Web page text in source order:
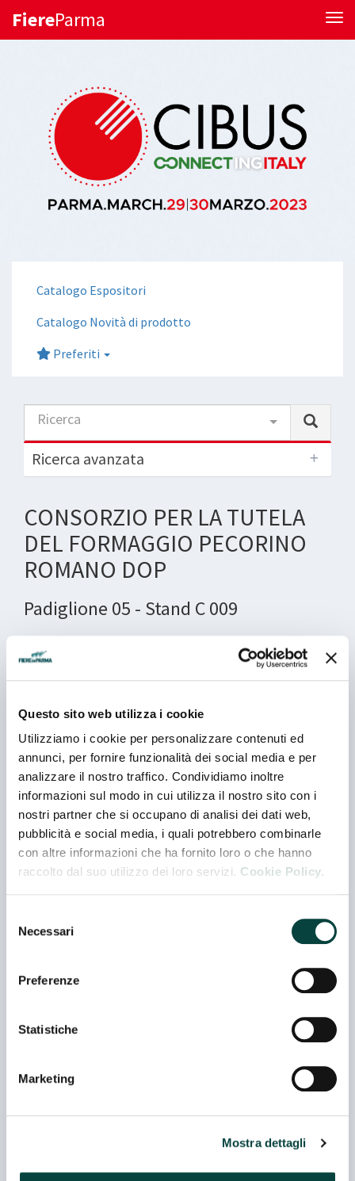
Questo sito web utilizza i cookie
Utilizziamo i cookie per personalizzare contenuti ed
annunci, per fornire funzionalità dei social media e per
analizzare il nostro traffico. Condividiamo inoltre
informazioni sul modo in cui utilizza il nostro sito con i
nostri partner che si occupano di analisi dei dati web,
pubblicità e social media, i quali potrebbero combinarle
con altre informazioni che ha fornito loro o che hanno
raccolto dal suo utilizzo dei loro servizi. Cookie Policy.
delNecessari
Preferenze
Statistiche
Marketing
Mostra dettagli
FiereParma
Catalogo Espositori
Catalogo Novità di prodotto
Preferiti
Ricerca
Ricerca avanzata
CONSORZIO PER LA TUTELA
DEL FORMAGGIO PECORINO
ROMANO DOP
Padiglione 05 - Stand C 009
Il Pecorino Romano è un formaggio a pasta dura,
Lazio e della provincia di Grosseto. E’ un formaggio
nel formaggio da tavola e piccante intenso nel
formaggio da grattugia. La stagionatura va da un
periodo minimo di 5 mesi per il Pecorino Romano da
tavola e 8 mesi per quello da grattugia. Il Consorzio
per la Tutela del formaggio Pecorino Romano vigila
sulla produzione, tutela e promuove in Italia e
all’estero il Pecorino Romano DOP.
Indirizzo
0039078570537
E-mail
http://www.pecorinoromano.com